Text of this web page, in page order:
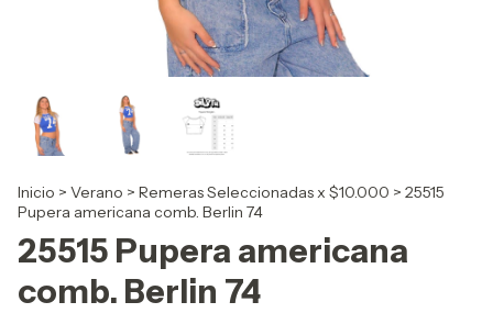
Inicio > Verano > Remeras Seleccionadas x $10.000 > 25515
Pupera americana comb. Berlin 74
25515 Pupera americana
comb. Berlin 74